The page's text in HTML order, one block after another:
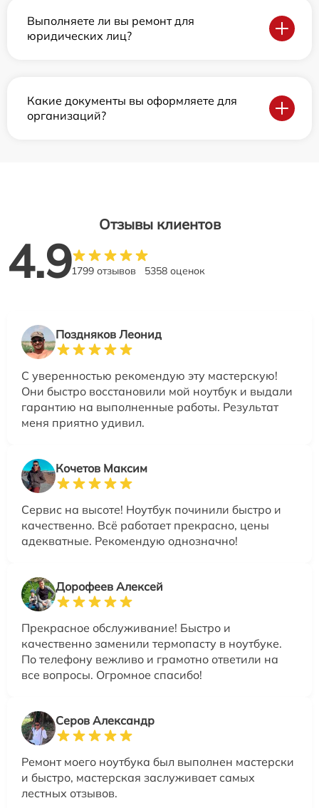
Выполняете ли вы ремонт для
юридических лиц?
Какие документы вы оформляете для
организаций?
Отзывы клиентов
4.91799 отзывов 5358 оценок
Поздняков Леонид
С уверенностью рекомендую эту мастерскую!
Они быстро восстановили мой ноутбук и выдали
гарантию на выполненные работы. Результат
меня приятно удивил.
Кочетов Максим
Сервис на высоте! Ноутбук починили быстро и
качественно. Всё работает прекрасно, цены
адекватные. Рекомендую однозначно!
Дорофеев Алексей
Прекрасное обслуживание! Быстро и
качественно заменили термопасту в ноутбуке.
По телефону вежливо и грамотно ответили на
все вопросы. Огромное спасибо!
Серов Александр
Ремонт моего ноутбука был выполнен мастерски
и быстро, мастерская заслуживает самых
лестных отзывов.